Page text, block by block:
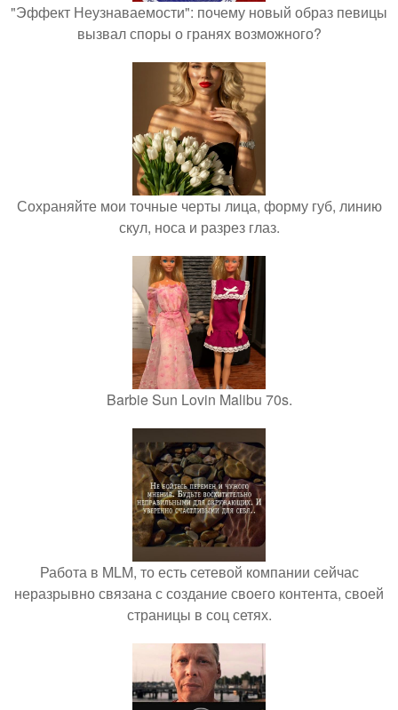
"Эффект Неузнаваемости": почему новый образ певицы
вызвал споры о гранях возможного?
Сохраняйте мои точные черты лица, форму губ, линию
скул, носа и разрез глаз.
Barbie Sun Lovin Malibu 70s.
Работа в MLM, то есть сетевой компании сейчас
неразрывно связана с создание своего контента, своей
страницы в соц сетях.